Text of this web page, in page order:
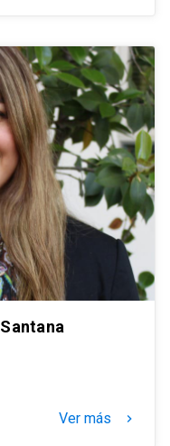
Ver más keyboard_arrow_right